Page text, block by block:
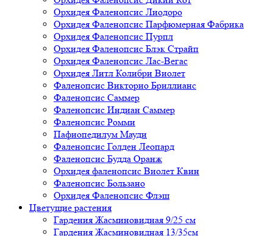
Орхидея Фаленопсис Лиодоро
Орхидея Фаленопсис Парфюмерная Фабрика
Орхидея Фаленопсис Пурпл
Орхидея Фаленопсис Блэк Страйп
Орхидея Фаленопсис Лас-Вегас
Орхидея Литл Колибри Виолет
Фаленопсис Викторио Бриллианс
Фаленопсис Саммер
Фаленопсис Индиан Саммер
Фаленопсис Ромми
Пафиопедилум Мауди
Фаленопсис Голден Леопард
Фаленопсис Будда Оранж
Орхидея фаленопсис Виолет Квин
Фаленопсис Бользано
Орхидея Фаленопсис Флэш
Цветущие растения
Гардения Жасминовидная 9/25 см
Гардения Жасминовидная 13/35см